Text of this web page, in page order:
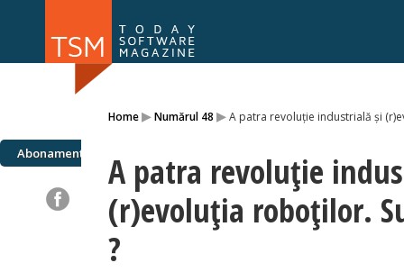
Home▸Numărul 48 ▸A patra revoluţie industrială şi
Abonamente
A patra revoluţie
(r)evoluţia roboţilor.
?